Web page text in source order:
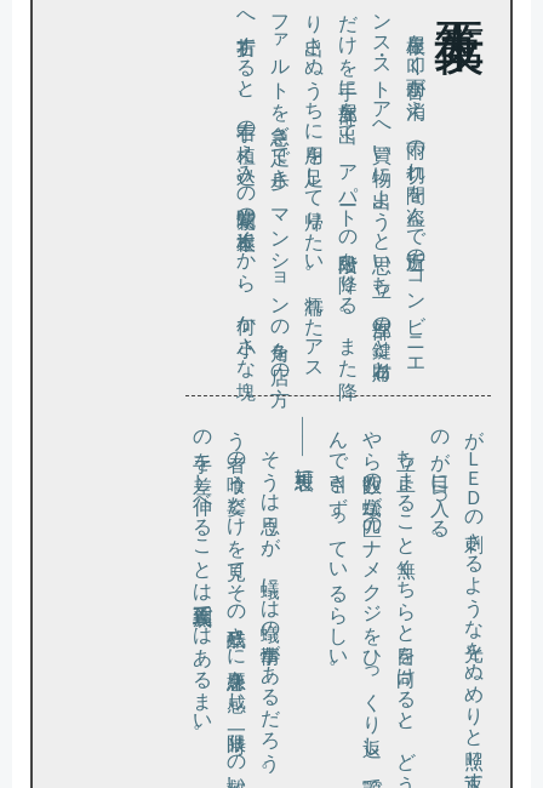
屋根を叩
く雨音
が消
え
、雨
の切
れ間
を盗
ん
で近所
の
コ
ン
ビ
ニ
エ
ンス・
ス
ト
ア
へ買
い物
に出
よ
う
と思
い立
ち
、部屋
の鍵
と財布
と
だけ
を手
に部屋
を出
て
、
ア
パー
ト
の階段
を降
り
る
。
ま
た降
り出さ
ぬ
う
ち
に用
を足
し
て帰
り
た
い
。濡
れ
た
ア
ス
ファ
ル
ト
を急
ぎ足
で歩
き
、
マ
ン
シ
ョ
ン
の角
を店
の方
へ右折す
る
と
、右手
の植
え込
み
の紫陽花
の根本近
く
か
ら
、何
か小
さ
な塊
が
Ｌ
Ｅ
Ｄ
の刺
さ
る
よ
う
な光
を
ぬ
め
り
と照
り返
す
の
が目
に入
っ
る
。
立ち止
ま
る
こ
と無
く
ち
ら
と目
を向
け
る
と
、
ど
う
やら数匹
の蟻
が一匹
の
ナ
メ
ク
ジ
を
ひ
っ
く
り返
し
、顎
で噛
んで引
き
ず
っ
て
い
る
ら
し
い
。
――可哀想に。
そ
う
は思
う
が
、蟻
に
は蟻
の事情
が
あ
る
だ
ろ
う
。喰
う者の喰
う姿
だ
け
を見
て
そ
の残酷
さ
に嫌悪
を感
じ
、一時限
り
の救
い
の手を差
し伸
べ
る
こ
と
は到底正義
で
は
あ
る
ま
い
。